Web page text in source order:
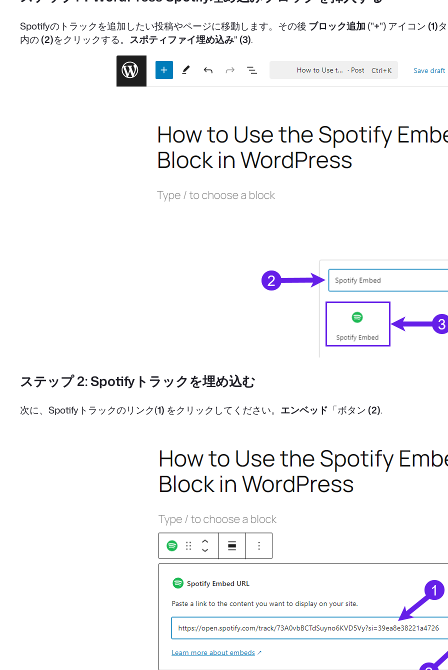
Spotifyのトラックを追加したい投稿やページに移動します。その後 ブロック追加 ("+") アイコン(1)
内の(2)をクリックする。 スポティファイ埋め込み"(3).
ステップ 2: Spotifyトラックを埋め込む
次に、Spotifyトラックのリンク(1) をクリックしてください。 エンベッド 「ボタン(2).